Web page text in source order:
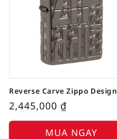
Reverse Carve Zippo Design
2,445,000 ₫
MUA NGAY